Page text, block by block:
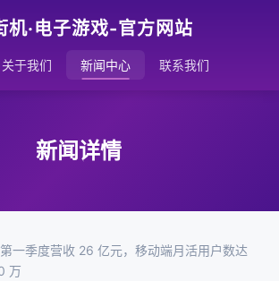
机·电子游戏-官方网站
关于我们 新闻中心 联系我们
新闻详情
一季度营收 26 亿元，移动端月活用户数达
万